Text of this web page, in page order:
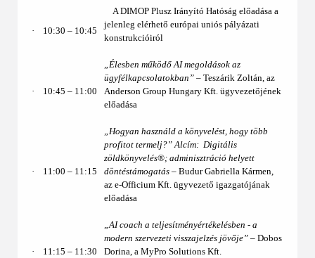
· 10:30 – 10:45
A DIMOP Plusz Irányító Hatóság előadása a
jelenleg elérhető európai uniós pályázati
konstrukcióiról
· 10:45 – 11:00
„Élesben működő AI megoldások az
ügyfélkapcsolatokban” – Teszárik Zoltán, az
Anderson Group Hungary Kft. ügyvezetőjének
előadása
· 11:00 – 11:15
„Hogyan használd a könyvelést, hogy több
profitot termelj?” Alcím: Digitális
zöldkönyvelés®; adminisztráció helyett
döntéstámogatás – Budur Gabriella Kármen,
az e-Officium Kft. ügyvezető igazgatójának
előadása
· 11:15 – 11:30
„AI coach a teljesítményértékelésben - a
modern szervezeti visszajelzés jövője” – Dobos
Dorina, a MyPro Solutions Kft.